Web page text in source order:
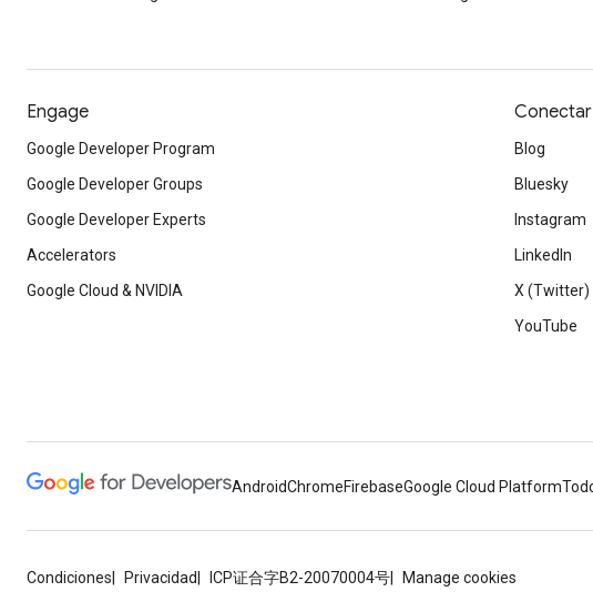
Engage
Google Developer Program
Google Developer Groups
Google Developer Experts
Accelerators
Google Cloud & NVIDIA
Conectar
Blog
Bluesky
Instagram
LinkedIn
X (Twitter)
YouTube
AndroidChromeFirebaseGoogle Cloud Platform
Condiciones Privacidad ICP证合字B2-20070004号 Manage cookies